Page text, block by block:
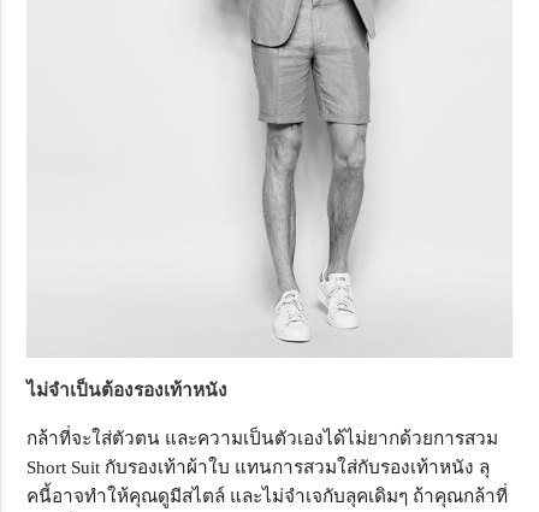
ไม่จำเป็นต้องรองเท้าหนัง
กล้าที่จะใส่ตัวตน และความเป็นตัวเองได้ไม่ยากด้วยการสวม
Short Suit กับรองเท้าผ้าใบ แทนการสวมใส่กับรองเท้าหนัง ลุ
คนี้อาจทำให้คุณดูมีสไตล์ และไม่จำเจกับลุคเดิมๆ ถ้าคุณกล้าที่